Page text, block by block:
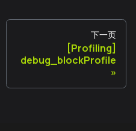
下一页
[Profiling]
debug_blockProfile